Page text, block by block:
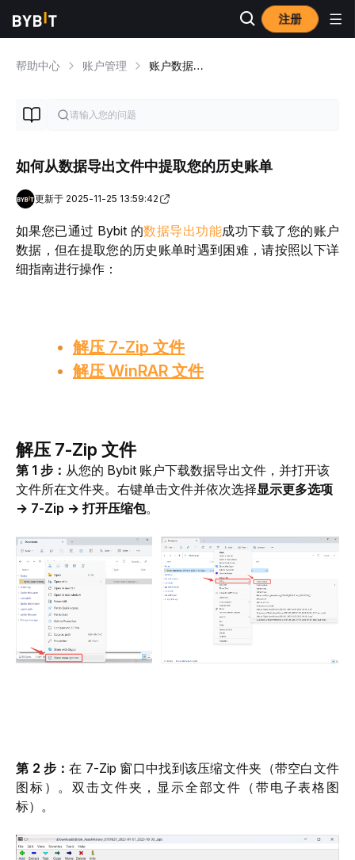
注册
帮助中心 账户管理 账户数据导出
如何从数据导出文件中提取您的历史账单
更新于 2025-11-25 13:59:42
如果您已通过 Bybit 的数据导出功能成功下载了您的账户
数据，但在提取您的历史账单时遇到困难，请按照以下详
细指南进行操作：
解压 7-Zip 文件
解压 WinRAR 文件
解压 7-Zip 文件
第 1 步： 从您的 Bybit 账户下载数据导出文件，并打开该
文件所在文件夹。右键单击文件并依次选择显示更多选项
→ 7-Zip → 打开压缩包。
第 2 步：在 7-Zip 窗口中找到该压缩文件夹（带空白文件
图标）。双击文件夹，显示全部文件（带电子表格图
标）。